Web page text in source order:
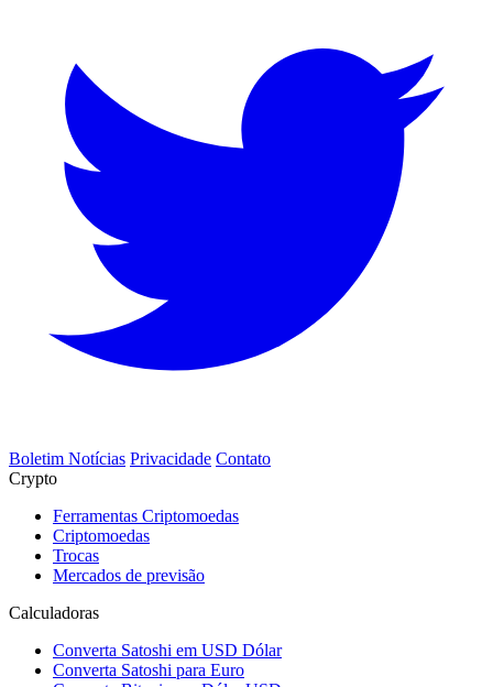
Boletim Notícias Privacidade Contato
Crypto
Ferramentas Criptomoedas
Criptomoedas
Trocas
Mercados de previsão
Calculadoras
Converta Satoshi em USD Dólar
Converta Satoshi para Euro